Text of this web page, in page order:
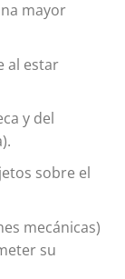
mayor
al estar
y del
sobre el
mecánicas)
su